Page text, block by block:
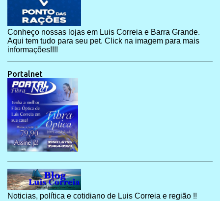
Conheço nossas lojas em Luis Correia e Barra Grande.
Aqui tem tudo para seu pet. Click na imagem para mais
informações!!!!
Portalnet
Noticias, política e cotidiano de Luis Correia e região !!